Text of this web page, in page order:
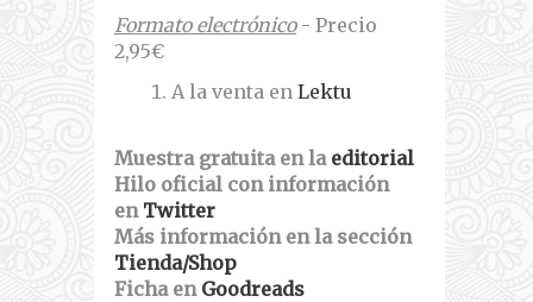
Formato electrónico- Precio
2,95€
A la venta en Lektu
Muestra gratuita en la editorial
Hilo oficial con información
en Twitter
Más información en la sección
Tienda/Shop
Ficha en Goodreads